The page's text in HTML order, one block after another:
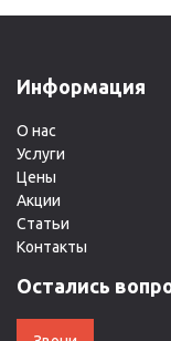
Информация
О нас
Услуги
Цены
Акции
Статьи
Контакты
Остались